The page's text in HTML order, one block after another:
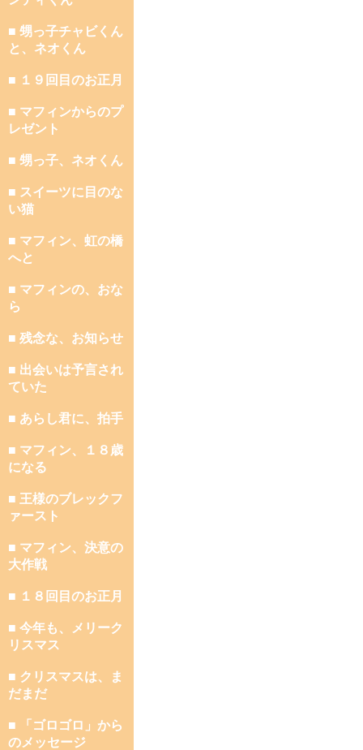
■ 甥っ子チャビくん
と、ネオくん
■ １９回目のお正月
■ マフィンからのプ
レゼント
■ 甥っ子、ネオくん
■ スイーツに目のな
い猫
■ マフィン、虹の橋
へと
■ マフィンの、おな
ら
■ 残念な、お知らせ
■ 出会いは予言され
ていた
■ あらし君に、拍手
■ マフィン、１８歳
になる
■ 王様のブレックフ
ァースト
■ マフィン、決意の
大作戦
■ １８回目のお正月
■ 今年も、メリーク
リスマス
■ クリスマスは、ま
だまだ
■ 「ゴロゴロ」から
のメッセージ